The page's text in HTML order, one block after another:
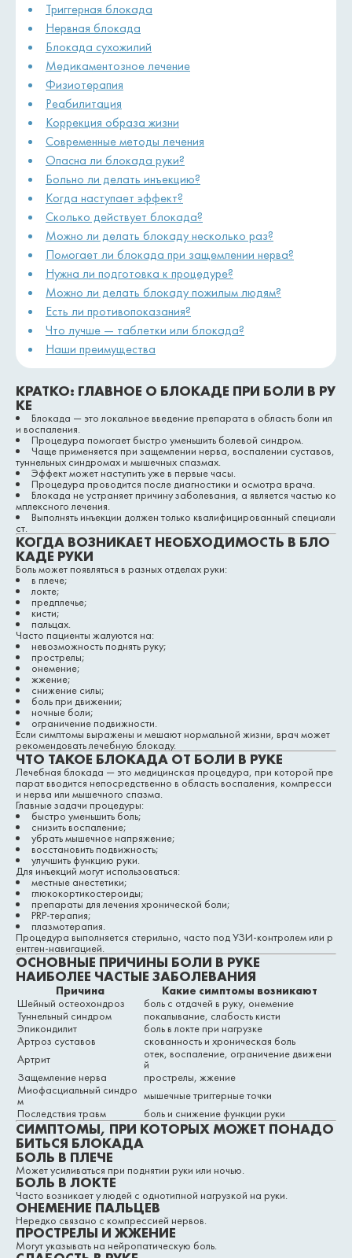
Триггерная блокада
Нервная блокада
Блокада сухожилий
Медикаментозное лечение
Физиотерапия
Реабилитация
Коррекция образа жизни
Современные методы лечения
Опасна ли блокада руки?
Больно ли делать инъекцию?
Когда наступает эффект?
Сколько действует блокада?
Можно ли делать блокаду несколько раз?
Помогает ли блокада при защемлении нерва?
Нужна ли подготовка к процедуре?
Можно ли делать блокаду пожилым людям?
Есть ли противопоказания?
Что лучше — таблетки или блокада?
Наши преимущества
КРАТКО: ГЛАВНОЕ О БЛОКАДЕ ПРИ БОЛИ В РУ
КЕ
Блокада — это локальное введение препарата в область боли ил
и воспаления.
Процедура помогает быстро уменьшить болевой синдром.
Чаще применяется при защемлении нерва, воспалении суставов,
туннельных синдромах и мышечных спазмах.
Эффект может наступить уже в первые часы.
Процедура проводится после диагностики и осмотра врача.
Блокада не устраняет причину заболевания, а является частью ко
мплексного лечения.
Выполнять инъекции должен только квалифицированный специали
ст.
КОГДА ВОЗНИКАЕТ НЕОБХОДИМОСТЬ В БЛО
КАДЕ РУКИ
Боль может появляться в разных отделах руки:
в плече;
локте;
предплечье;
кисти;
пальцах.
Часто пациенты жалуются на:
невозможность поднять руку;
прострелы;
онемение;
жжение;
снижение силы;
боль при движении;
ночные боли;
ограничение подвижности.
Если симптомы выражены и мешают нормальной жизни, врач может
рекомендовать лечебную блокаду.
ЧТО ТАКОЕ БЛОКАДА ОТ БОЛИ В РУКЕ
Лечебная блокада — это медицинская процедура, при которой пре
парат вводится непосредственно в область воспаления, компресси
и нерва или мышечного спазма.
Главные задачи процедуры:
быстро уменьшить боль;
снизить воспаление;
убрать мышечное напряжение;
восстановить подвижность;
улучшить функцию руки.
Для инъекций могут использоваться:
местные анестетики;
глюкокортикостероиды;
препараты для лечения хронической боли;
PRP-терапия;
плазмотерапия.
Процедура выполняется стерильно, часто под УЗИ-контролем или р
ентген-навигацией.
ОСНОВНЫЕ ПРИЧИНЫ БОЛИ В РУКЕ
НАИБОЛЕЕ ЧАСТЫЕ ЗАБОЛЕВАНИЯ
Причина
Какие симптомы возникают
Шейный остеохондроз
боль с отдачей в руку, онемение
Туннельный синдром
покалывание, слабость кисти
Эпикондилит
боль в локте при нагрузке
Артроз суставов
скованность и хроническая боль
Артрит
отек, воспаление, ограничение движени
й
Защемление нерва
прострелы, жжение
Миофасциальный синдро
м
мышечные триггерные точки
Последствия травм
боль и снижение функции руки
СИМПТОМЫ, ПРИ КОТОРЫХ МОЖЕТ ПОНАДО
БИТЬСЯ БЛОКАДА
БОЛЬ В ПЛЕЧЕ
Может усиливаться при поднятии руки или ночью.
БОЛЬ В ЛОКТЕ
Часто возникает у людей с однотипной нагрузкой на руки.
ОНЕМЕНИЕ ПАЛЬЦЕВ
Нередко связано с компрессией нервов.
ПРОСТРЕЛЫ И ЖЖЕНИЕ
Могут указывать на нейропатическую боль.